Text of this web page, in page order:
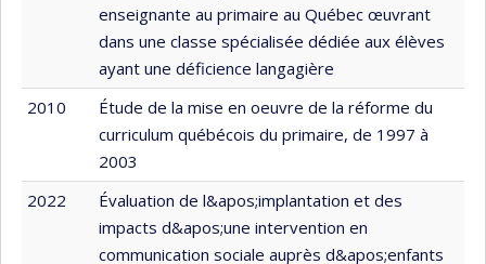
enseignante au primaire au Québec œuvrant
dans une classe spécialisée dédiée aux élèves
ayant une déficience langagière
2010
Étude de la mise en oeuvre de la réforme du
curriculum québécois du primaire, de 1997 à
2003
2022
Évaluation de l&apos;implantation et des
impacts d&apos;une intervention en
communication sociale auprès d&apos;enfants